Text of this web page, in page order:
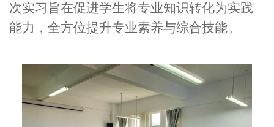
次实习旨在促进学生将专业知识转化为实践
能力，全方位提升专业素养与综合技能。